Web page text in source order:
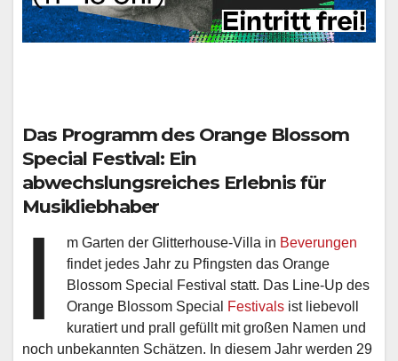
Das Programm des Orange Blossom
Special Festival: Ein
abwechslungsreiches Erlebnis für
Musikliebhaber
I m Garten der Glitterhouse-Villa in Beverungen
findet jedes Jahr zu Pfingsten das Orange
Blossom Special Festival statt. Das Line-Up des
Orange Blossom Special Festivals ist liebevoll
kuratiert und prall gefüllt mit großen Namen und
noch unbekannten Schätzen. In diesem Jahr werden 29